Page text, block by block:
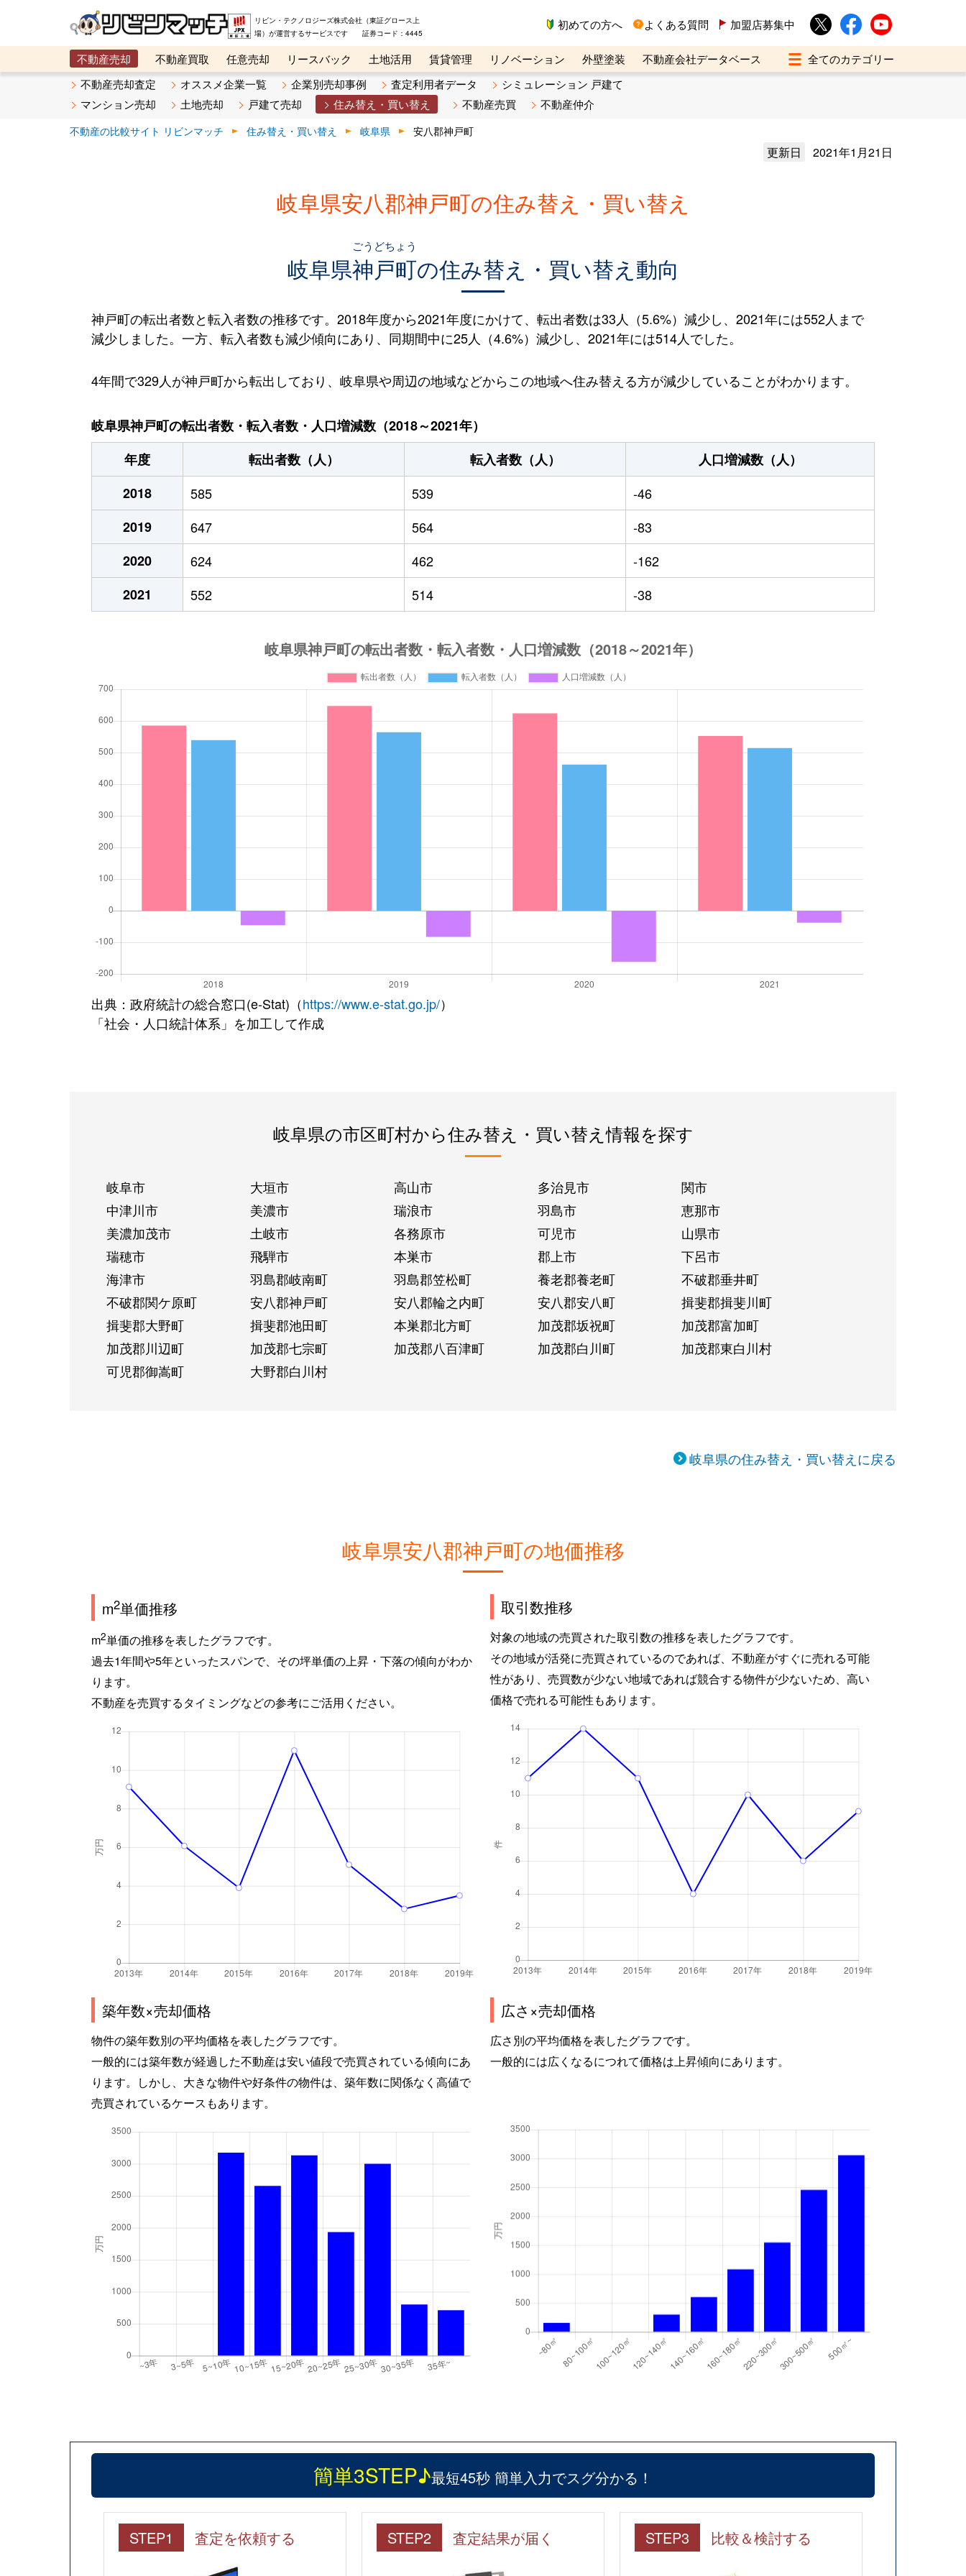
リビン・テクノロジーズ株式会社（東証グロース上
場）が運営するサービスです 証券コード：4445
初めての方へ よくある質問 加盟店募集中
不動産売却 不動産買取 任意売却 リースバック 土地活用 賃貸管理 リノベーション 外壁塗装
不動産会社データベース
メタ住宅展示場
ベスト不動産カンパニー オンライン講座 リビンマガジンBiz 不動産売却ご相談デスク
不動産売却査定 オススメ企業一覧 企業別売却事例 査定利用者データ
シミュレーション 戸建て
マンション売却
土地売却 戸建て売却 住み替え・買い替え 不動産売買 不動産仲介
不動産の比較サイト リビンマッチ 住み替え・買い替え 岐阜県 安八郡神戸町
更新日 2021年1月21日
岐阜県安八郡神戸町の住み替え・買い替え
岐阜県神戸町
ごうどちょう
の住み替え・買い替え動向
神戸町の転出者数と転入者数の推移です。2018年度から2021年度にかけて、転出者数は33人（5.6%）減少し、2021年には552人まで
減少しました。一方、転入者数も減少傾向にあり、同期間中に25人（4.6%）減少し、2021年には514人でした。
4年間で329人が神戸町から転出しており、岐阜県や周辺の地域などからこの地域へ住み替える方が減少していることがわかります。
岐阜県神戸町の転出者数・転入者数・人口増減数（2018～2021年）
年度
転出者数（人） 転入者数（人）
人口増減数（人）
2018
585 539
-46
2019
647 564
-83
2020
624 462
-162
2021
552 514 -38
出典：政府統計の総合窓口(e-Stat)（https://www.e-stat.go.jp/）
「社会・人口統計体系」を加工して作成
岐阜県の市区町村から住み替え・買い替え情報を探す
岐阜市 大垣市 高山市 多治見市
関市
中津川市
美濃市 瑞浪市 羽島市
恵那市
美濃加茂市
土岐市 各務原市 可児市
山県市
瑞穂市
飛騨市 本巣市 郡上市
下呂市
海津市
羽島郡岐南町 羽島郡笠松町 養老郡養老町
不破郡垂井町
不破郡関ケ原町
安八郡神戸町 安八郡輪之内町 安八郡安八町
揖斐郡揖斐川町
揖斐郡大野町
揖斐郡池田町 本巣郡北方町 加茂郡坂祝町
加茂郡富加町
加茂郡川辺町
加茂郡七宗町 加茂郡八百津町 加茂郡白川町
加茂郡東白川村
可児郡御嵩町
大野郡白川村
岐阜県の住み替え・買い替えに戻る
岐阜県安八郡神戸町の地価推移
m2単価推移
m2単価の推移を表したグラフです。
過去1年間や5年といったスパンで、その坪単価の上昇・下落の傾向がわか
ります。
不動産を売買するタイミングなどの参考にご活用ください。
取引数推移
対象の地域の売買された取引数の推移を表したグラフです。
その地域が活発に売買されているのであれば、不動産がすぐに売れる可能
性があり、売買数が少ない地域であれば競合する物件が少ないため、高い
価格で売れる可能性もあります。
築年数×売却価格
物件の築年数別の平均価格を表したグラフです。
一般的には築年数が経過した不動産は安い値段で売買されている傾向にあ
ります。しかし、大きな物件や好条件の物件は、築年数に関係なく高値で
売買されているケースもあります。
広さ×売却価格
広さ別の平均価格を表したグラフです。
一般的には広くなるにつれて価格は上昇傾向にあります。
簡単3STEP♪最短45秒 簡単入力でスグ分かる！
STEP1 査定を依頼する STEP2 査定結果が届く STEP3 比較＆検討する